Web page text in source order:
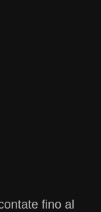
fino al